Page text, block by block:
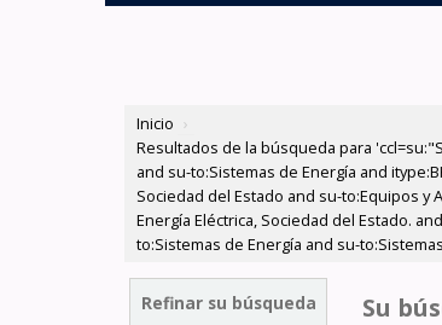
Inicio ›
Resultados de la búsqueda para
and su-to:Sistemas de Energía and
Sociedad del Estado and su-to:Equipos y
Energía Eléctrica, Sociedad del Estado.
to:Sistemas de Energía and su-
Refinar su búsqueda Su